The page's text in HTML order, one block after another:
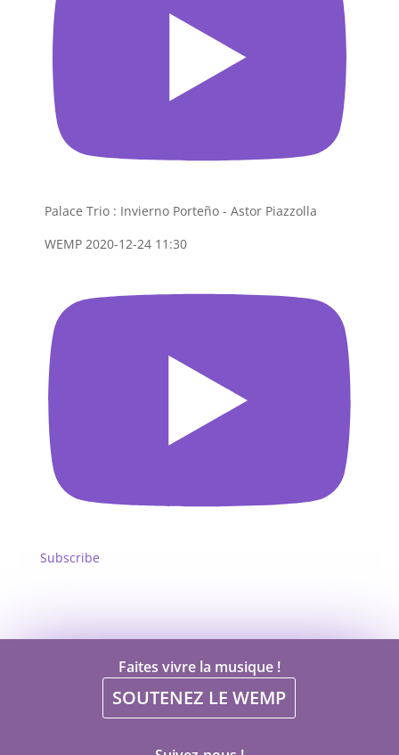
Palace Trio : Invierno Porteño - Astor Piazzolla
WEMP 2020-12-24 11:30
Subscribe
Faites vivre la musique !
SOUTENEZ LE WEMP